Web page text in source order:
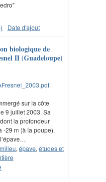
Date d'ajout
biologique de
II (Guadeloupe)
sur la côte
9 juillet 2003. Sa
la profondeur
-29 m (à la poupe).
, épave, études et